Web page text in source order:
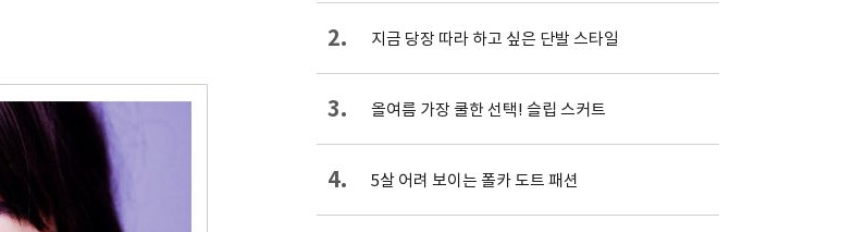
2. 지금 당장 따라 하고 싶은 단발 스타일
3. 올여름 가장 쿨한 선택! 슬립 스커트
4. 5살 어려 보이는 폴카 도트 패션